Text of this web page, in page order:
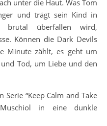
unter die Haut. Was Tom
und trägt sein Kind in
brutal überfallen wird,
Können die Dark Devils
Minute zählt, es geht um
Tod, um Liebe und den
“Keep Calm and Take
in eine dunkle